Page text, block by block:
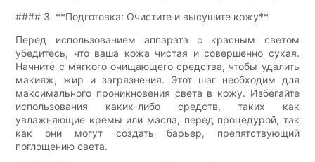
#### 3. **Подготовка: Очистите и высушите кожу**
Перед использованием аппарата с красным светом
убедитесь, что ваша кожа чистая и совершенно сухая.
Начните с мягкого очищающего средства, чтобы удалить
макияж, жир и загрязнения. Этот шаг необходим для
максимального проникновения света в кожу. Избегайте
использования каких-либо средств, таких как
увлажняющие кремы или масла, перед процедурой, так
как они могут создать барьер, препятствующий
поглощению света.